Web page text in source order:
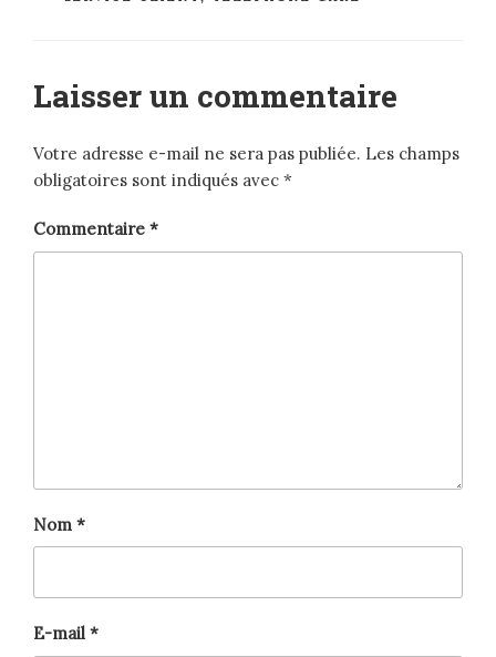
Laisser un commentaire
Votre adresse e-mail ne sera pas publiée. Les champs
obligatoires sont indiqués avec *
Commentaire *
Nom *
E-mail *